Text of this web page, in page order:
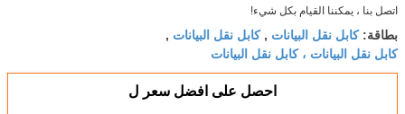
اتصل بنا ، يمكننا القيام بكل شيء!
بطاقة:كابل نقل البيانات ,كابل نقل البيانات ,
كابل نقل البيانات ، كابل نقل البيانات
احصل على افضل سعر ل